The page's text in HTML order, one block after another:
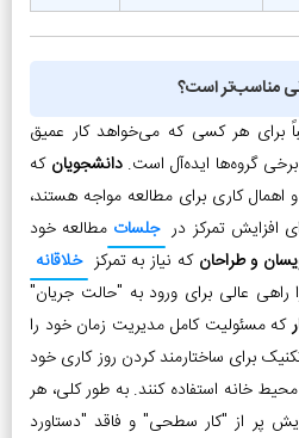
مناسب‌تر است؟
برای هر کسی که می‌خواهد کار عمیق
گروه‌ها ایده‌آل است.دانشجویان که
کاری برای مطالعه مواجه هستند،
افزایش تمرکز در جلسات مطالعه خود
و طراحان که نیاز به تمرکز خلاقانه
راهی عالی برای ورود به "حالت جریان"
که مسئولیت کامل مدیریت زمان خود را
برای ساختارمند کردن روز کاری خود
خانه استفاده کنند. به طور کلی، هر
پر از "کار سطحی" و فاقد "دستاورد